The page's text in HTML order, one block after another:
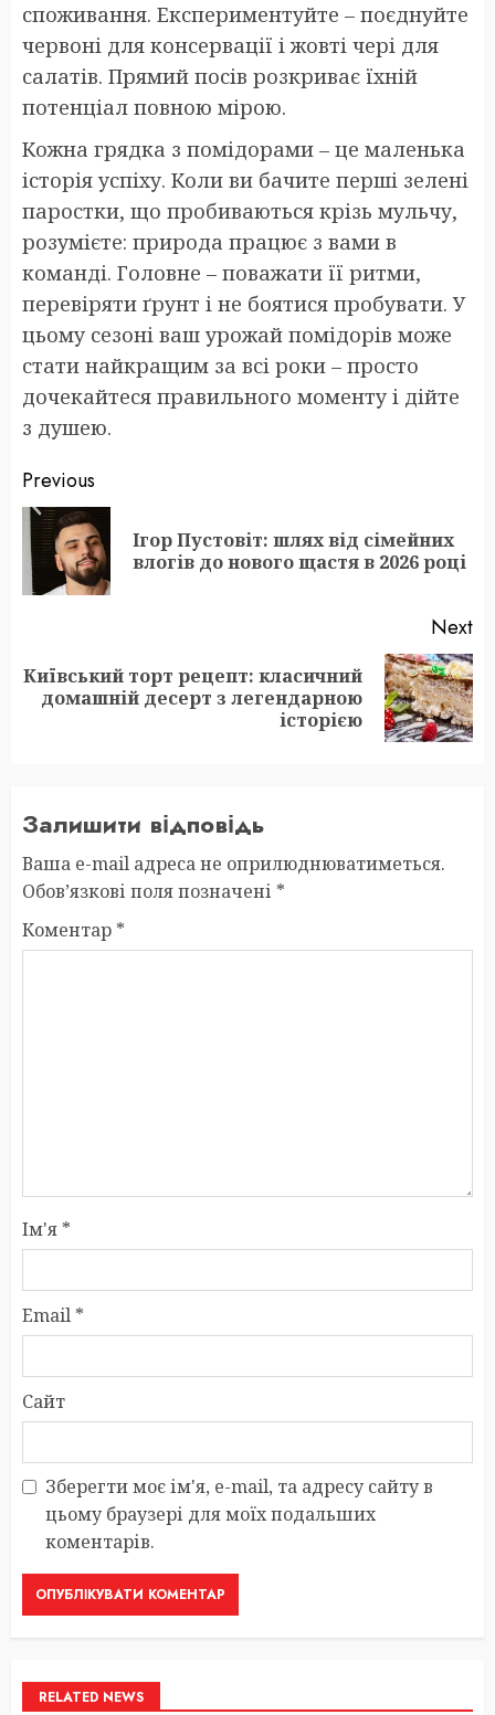
споживання. Експериментуйте – поєднуйте
червоні для консервації і жовті чері для
салатів. Прямий посів розкриває їхній
потенціал повною мірою.
Кожна грядка з помідорами – це маленька
історія успіху. Коли ви бачите перші зелені
паростки, що пробиваються крізь мульчу,
розумієте: природа працює з вами в
команді. Головне – поважати її ритми,
перевіряти ґрунт і не боятися пробувати. У
цьому сезоні ваш урожай помідорів може
стати найкращим за всі роки – просто
дочекайтеся правильного моменту і дійте
з душею.
Post
navigation
Previous
Ігор Пустовіт: шлях від сімейних
влогів до нового щастя в 2026 році
Next
Next
Київський торт рецепт: класичний
домашній десерт з легендарною
історією
Залишити відповідь
Ваша e-mail адреса не оприлюднюватиметься.
Обов’язкові поля позначені *
Коментар *
Ім'я *
Email *
Сайт
Зберегти моє ім'я, e-mail, та адресу сайту в
цьому браузері для моїх подальших
коментарів.
RELATED NEWS